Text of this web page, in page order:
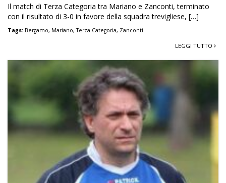
Il match di Terza Categoria tra Mariano e Zanconti, terminato
con il risultato di 3-0 in favore della squadra trevigliese, […]
Tags: Bergamo, Mariano,Terza Categoria, Zanconti
LEGGI TUTTO